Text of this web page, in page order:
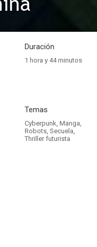
Duración
1 hora y 44 minutos
Temas
Cyberpunk, Manga,
Robots, Secuela,
Thriller futurista